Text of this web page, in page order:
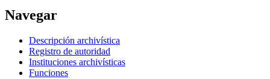
Navegar
Descripción archivística
Registro de autoridad
Instituciones archivísticas
Funciones